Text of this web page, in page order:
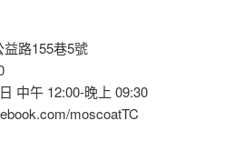
路155巷5號
中午 12:00-晚上 09:30
moscoatTC